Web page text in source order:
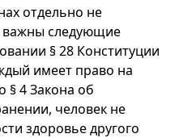
отдельно не
важны следующие
§ 28 Конституции
имеет право на
§ 4 Закона об
человек не
здоровье другого